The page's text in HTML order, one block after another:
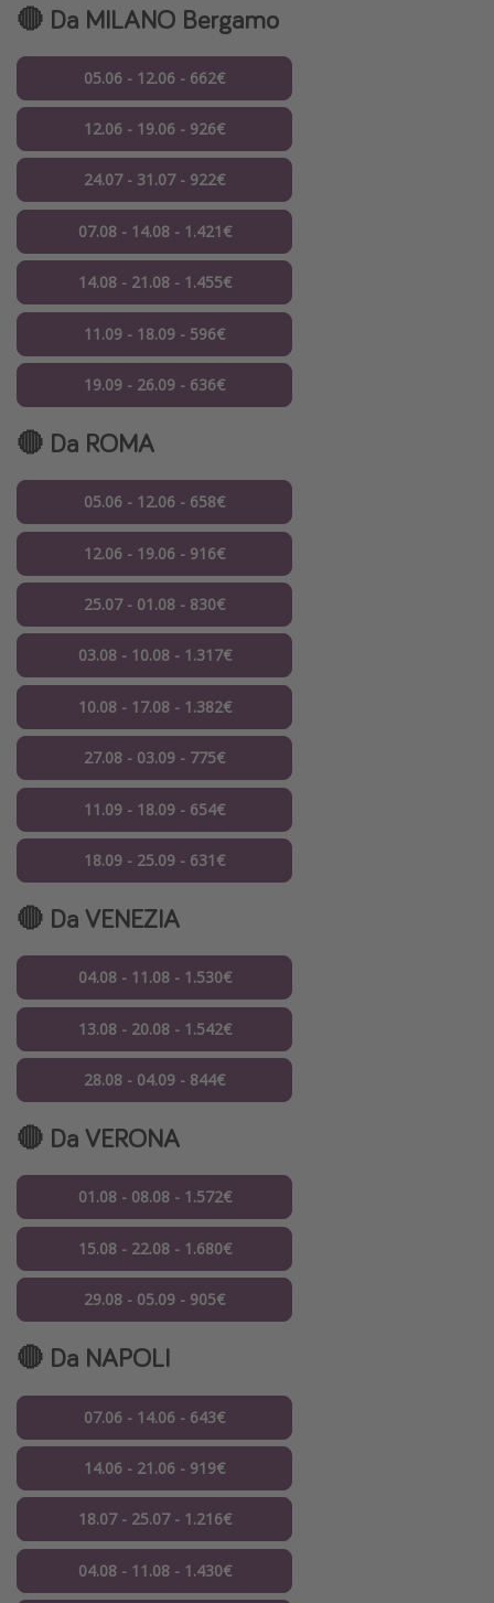
🔴 Da MILANO Bergamo
05.06 - 12.06 - 662€
12.06 - 19.06 - 926€
24.07 - 31.07 - 922€
07.08 - 14.08 - 1.421€
14.08 - 21.08 - 1.455€
11.09 - 18.09 - 596€
19.09 - 26.09 - 636€
🔴 Da ROMA
05.06 - 12.06 - 658€
12.06 - 19.06 - 916€
25.07 - 01.08 - 830€
03.08 - 10.08 - 1.317€
10.08 - 17.08 - 1.382€
27.08 - 03.09 - 775€
11.09 - 18.09 - 654€
18.09 - 25.09 - 631€
🔴 Da VENEZIA
04.08 - 11.08 - 1.530€
13.08 - 20.08 - 1.542€
28.08 - 04.09 - 844€
🔴 Da VERONA
01.08 - 08.08 - 1.572€
15.08 - 22.08 - 1.680€
29.08 - 05.09 - 905€
🔴 Da NAPOLI
07.06 - 14.06 - 643€
14.06 - 21.06 - 919€
18.07 - 25.07 - 1.216€
04.08 - 11.08 - 1.430€